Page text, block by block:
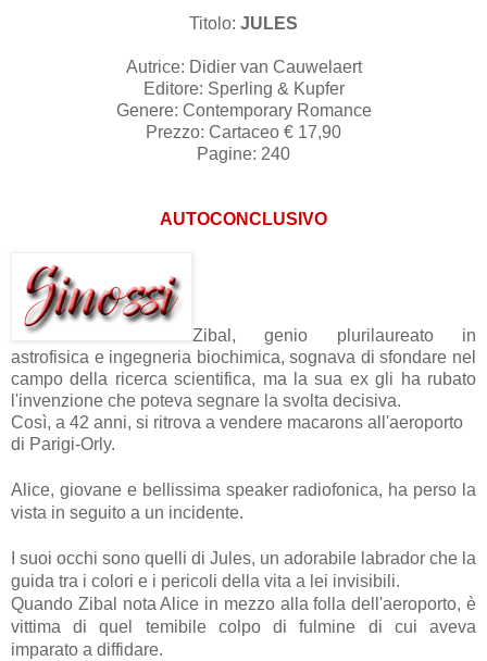
Titolo: JULES
Autrice: Didier van Cauwelaert
Editore: Sperling & Kupfer
Genere: Contemporary Romance
Prezzo: Cartaceo € 17,90
Pagine: 240
AUTOCONCLUSIVO
Zibal, genio plurilaureato in
astrofisica e ingegneria biochimica, sognava di sfondare nel
campo della ricerca scientifica, ma la sua ex gli ha rubato
l'invenzione che poteva segnare la svolta decisiva.
Così, a 42 anni, si ritrova a vendere macarons all'aeroporto
di Parigi-Orly.
Alice, giovane e bellissima speaker radiofonica, ha perso la
vista in seguito a un incidente.
I suoi occhi sono quelli di Jules, un adorabile labrador che la
guida tra i colori e i pericoli della vita a lei invisibili.
Quando Zibal nota Alice in mezzo alla folla dell'aeroporto, è
vittima di quel temibile colpo di fulmine di cui aveva
imparato a diffidare.